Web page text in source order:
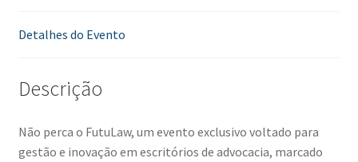
Detalhes do Evento
Descrição
Não perca o FutuLaw, um evento exclusivo voltado para
gestão e inovação em escritórios de advocacia, marcado